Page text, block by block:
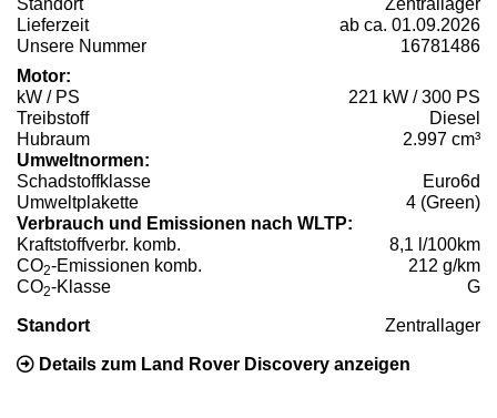
Lieferzeit
ab ca. 01.09.2026
Unsere Nummer
16781486
Motor:
kW / PS
221 kW / 300 PS
Treibstoff
Diesel
Hubraum
2.997 cm³
Umweltnormen:
Schadstoffklasse
Euro6d
Umweltplakette
4 (Green)
Verbrauch und Emissionen nach WLTP:
Kraftstoffverbr. komb.
8,1 l/100km
CO2-Emissionen komb.
212 g/km
CO2-Klasse G
Standort Zentrallager
Details zum Land Rover Discovery anzeigen